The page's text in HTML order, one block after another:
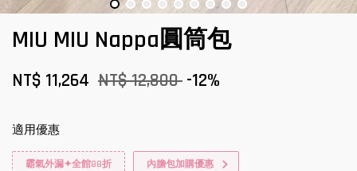
MIU MIU Nappa圓筒包
NT$ 11,264 NT$ 12,800 -12%
適用優惠
霸氣外漏✦全館88折 內膽包加購優惠